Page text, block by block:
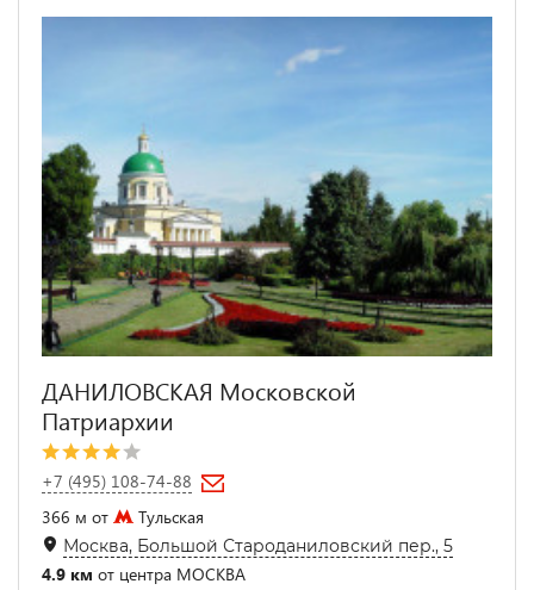
ДАНИЛОВСКАЯ Московской
Патриархии
+7 (495) 108-74-88
366 м от
Тульская
Москва, Большой Староданиловский пер., 5
4.9 км от центра МОСКВА